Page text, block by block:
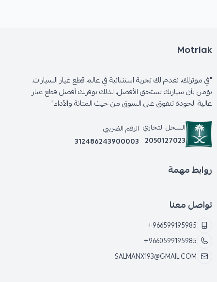
Motrlak
"في موترلك، نقدم لك تجربة استثنائية في عالم قطع غيار السيارات.
نؤمن بأن سيارتك تستحق الأفضل، لذلك نوفرلك أفضل قطع غيار
عالية الجودة تتفوق على السوق من حيث المتانة والأداء"
السجل التجاري
2050127023
الرقم الضريبي
312486243900003
روابط مهمة
تواصل معنا
+966599195985
+9660599195985
SALMANX193@GMAIL.COM